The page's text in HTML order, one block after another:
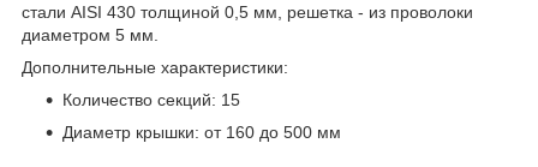
стали AISI 430 толщиной 0,5 мм, решетка - из проволоки
диаметром 5 мм.
Дополнительные характеристики:
Количество секций: 15
Диаметр крышки: от 160 до 500 мм